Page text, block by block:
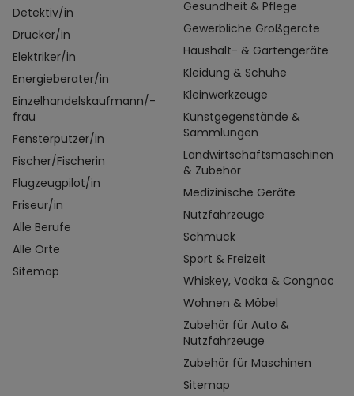
Detektiv/in
Drucker/in
Elektriker/in
Energieberater/in
Einzelhandelskaufmann/-
frau
Fensterputzer/in
Fischer/Fischerin
Flugzeugpilot/in
Friseur/in
Alle Berufe
Alle Orte
Sitemap
Gesundheit & Pflege
Gewerbliche Großgeräte
Haushalt- & Gartengeräte
Kleidung & Schuhe
Kleinwerkzeuge
Kunstgegenstände &
Sammlungen
Landwirtschaftsmaschinen
& Zubehör
Medizinische Geräte
Nutzfahrzeuge
Schmuck
Sport & Freizeit
Whiskey, Vodka & Congnac
Wohnen & Möbel
Zubehör für Auto &
Nutzfahrzeuge
Zubehör für Maschinen
Sitemap